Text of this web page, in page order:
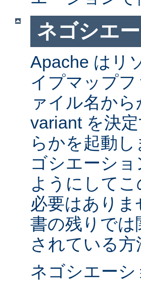
ネゴシエ
Apache はリ
イプマップ
ァイル名か
variant を決
らかを起動
ゴシエーシ
ようにして
必要はあり
書の残りで
されている
ネゴシエー